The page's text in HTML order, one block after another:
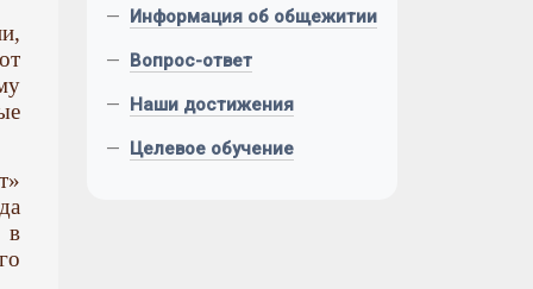
в
— Информация об общежитии
— Вопрос-ответ
— Наши достижения
— Целевое обучение